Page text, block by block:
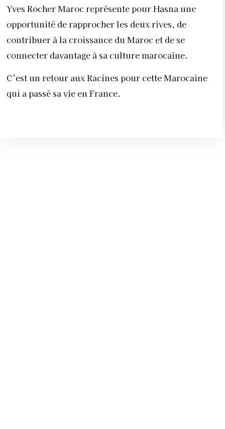
Yves Rocher Maroc représente pour Hasna une
opportunité de rapprocher les deux rives, de
contribuer à la croissance du Maroc et de se
connecter davantage à sa culture marocaine.
C’est un retour aux Racines pour cette Marocaine
qui a passé sa vie en France.